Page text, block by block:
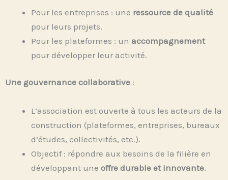
Pour les entreprises : une ressource de qualité
pour leurs projets.
Pour les plateformes : un accompagnement
pour développer leur activité.
Une gouvernance collaborative :
L’association est ouverte à tous les acteurs de la
construction (plateformes, entreprises, bureaux
d’études, collectivités, etc.).
Objectif : répondre aux besoins de la filière en
développant une offre durable et innovante.